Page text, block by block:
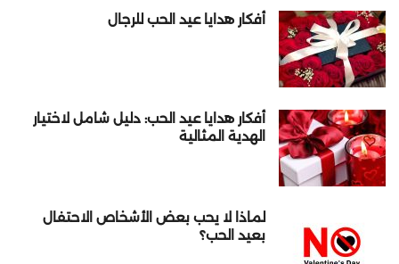
أفكار هدايا عيد الحب للرجال
أفكار هدايا عيد الحب: دليل شامل لاختيار
الهدية المثالية
لماذا لا يحب بعض الأشخاص الاحتفال
بعيد الحب؟